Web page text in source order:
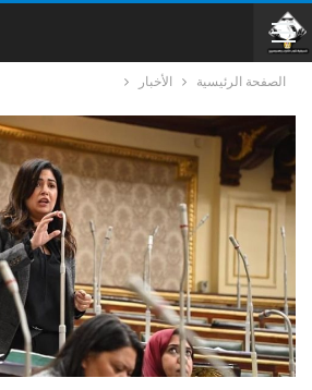
الصفحة الرئيسية الأخبار